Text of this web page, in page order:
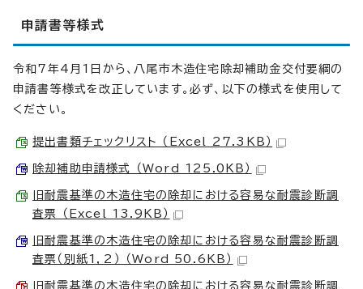
申請書等様式
令和7年4月1日から、八尾市木造住宅除却補助金交付要綱の
申請書等様式を改正しています。必ず、以下の様式を使用して
ください。
提出書類チェックリスト （Excel 27.3KB）
除却補助申請様式 （Word 125.0KB）
旧耐震基準の木造住宅の除却における容易な耐震診断調
査票 （Excel 13.9KB）
旧耐震基準の木造住宅の除却における容易な耐震診断調
査票（別紙1，2） （Word 50.6KB）
旧耐震基準の木造住宅の除却における容易な耐震診断調